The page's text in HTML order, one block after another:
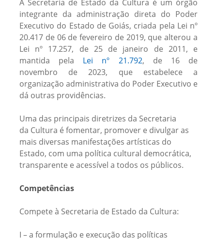
A Secretaria de Estado da Cultura é um órgão
integrante da administração direta do Poder
Executivo do Estado de Goiás, criada pela Lei nº
20.417 de 06 de fevereiro de 2019, que alterou a
Lei nº 17.257, de 25 de janeiro de 2011, e
mantida pela Lei nº 21.792, de 16 de
novembro de 2023, que estabelece a
organização administrativa do Poder Executivo e
dá outras providências.
Uma das principais diretrizes da Secretaria
da Cultura é fomentar, promover e divulgar as
mais diversas manifestações artísticas do
Estado, com uma política cultural democrática,
transparente e acessível a todos os públicos.
Competências
Compete à Secretaria de Estado da Cultura:
I – a formulação e execução das políticas